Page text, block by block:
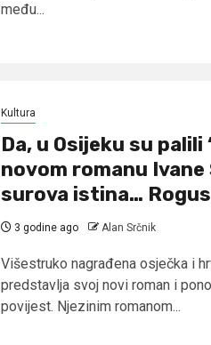
među...
Kultura
Da, u Osijeku su palili
novom romanu
surova istina…
3 godine ago Alan Srčnik
Višestruko nagrađena osječka i
predstavlja svoj novi roman i
povijest. Njezinim romanom...